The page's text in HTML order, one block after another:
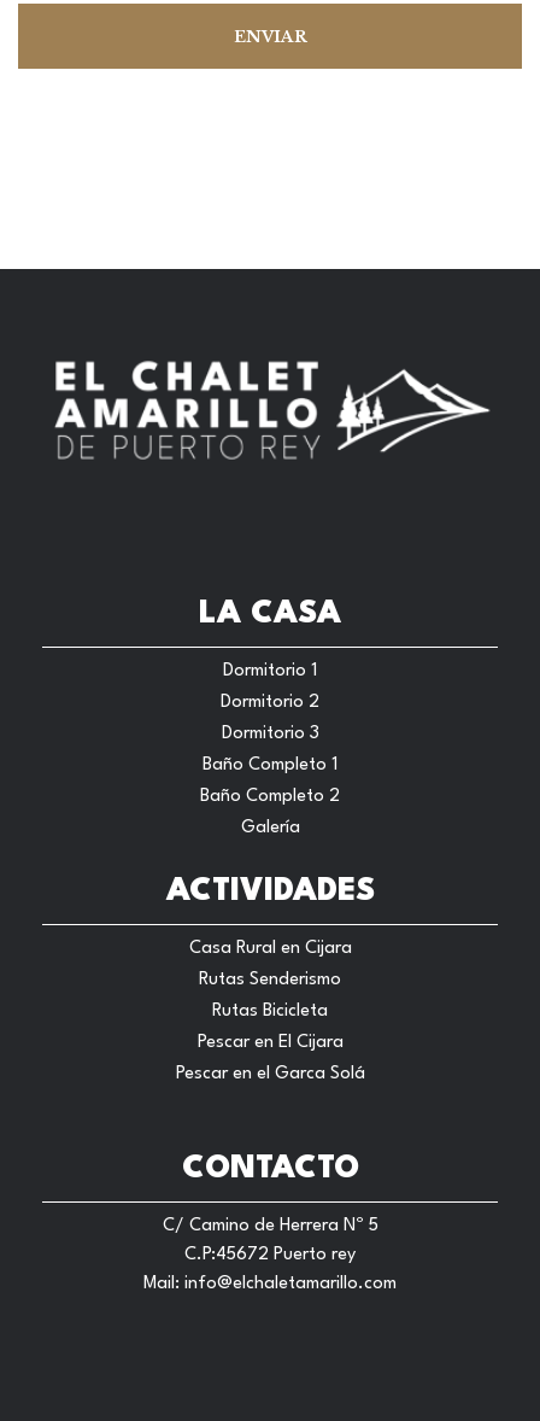
LA CASA
Dormitorio 1
Dormitorio 2
Dormitorio 3
Baño Completo 1
Baño Completo 2
Galería
ACTIVIDADES
Casa Rural en Cijara
Rutas Senderismo
Rutas Bicicleta
Pescar en El Cijara
Pescar en el Garca Solá
CONTACTO
C/ Camino de Herrera Nº 5
C.P:45672 Puerto rey
Mail: info@elchaletamarillo.com